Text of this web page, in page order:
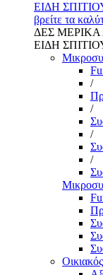
ΕΙΔΗ
βρείτε τα
ΔΕΣ
ΕΙΔΗ
/
/
/
/